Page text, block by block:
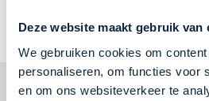
Deze website maakt gebruik van
We gebruiken cookies om
personaliseren, om functies voor
en om ons websiteverkeer te